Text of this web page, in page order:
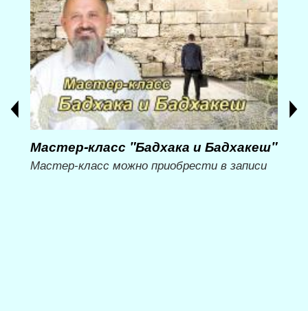
Мастер-класс "Бадхака и Бадхакеш"
Мастер-класс можно приобрести в записи